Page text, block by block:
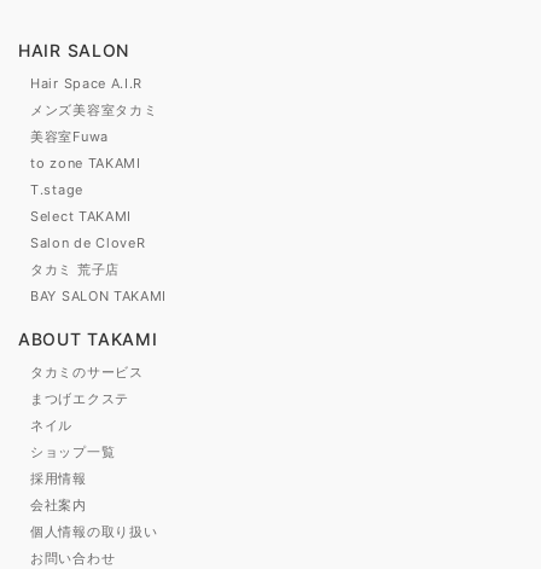
HAIR SALON
Hair Space A.I.R
メンズ美容室タカミ
美容室Fuwa
to zone TAKAMI
T.stage
Select TAKAMI
Salon de CloveR
タカミ 荒子店
BAY SALON TAKAMI
ABOUT TAKAMI
タカミのサービス
まつげエクステ
ネイル
ショップ一覧
採用情報
会社案内
個人情報の取り扱い
お問い合わせ